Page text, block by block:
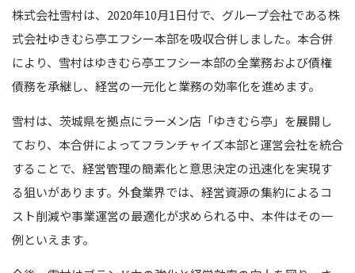
株式会社雪村は、2020年10月1日付で、グループ会社である株
式会社ゆきむら亭エフシー本部を吸収合併しました。本合併
により、雪村はゆきむら亭エフシー本部の全業務および債権
債務を承継し、経営の一元化と業務の効率化を進めます。
雪村は、茨城県を拠点にラーメン店「ゆきむら亭」を展開し
ており、本合併によってフランチャイズ本部と運営会社を統合
することで、経営管理の簡素化と意思決定の迅速化を実現す
る狙いがあります。外食業界では、経営資源の集約によるコ
スト削減や事業運営の最適化が求められる中、本件はその一
例といえます。